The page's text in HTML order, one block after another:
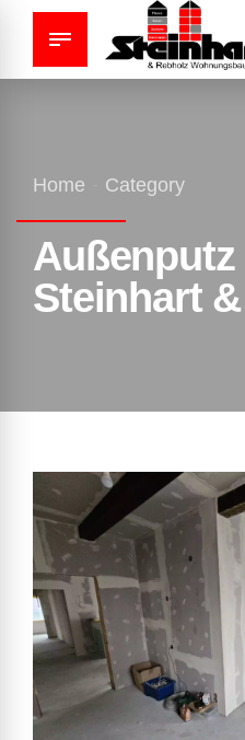
Home Category
Außenputz
Steinhart